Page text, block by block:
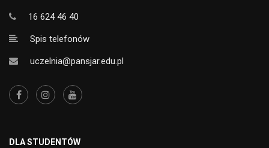
16 624 46 40
Spis telefonów
uczelnia@pansjar.edu.pl
DLA STUDENTÓW